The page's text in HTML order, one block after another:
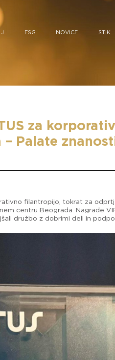
ESG NOVICE STIK
za
Palate
filantropijo, tokrat za
centru Beograda. Nagrade
družbo z dobrimi deli in